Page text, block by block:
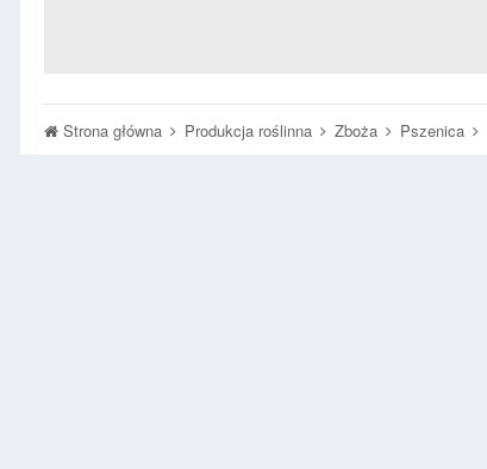
Strona główna Produkcja roślinna Zboża Pszenica